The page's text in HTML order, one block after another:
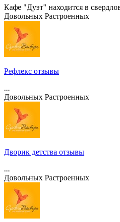
Кафе "Дуэт" находится в
Довольных Растроенных
Рефлекс отзывы
...
Довольных Растроенных
Дворик детства отзывы
...
Довольных Растроенных